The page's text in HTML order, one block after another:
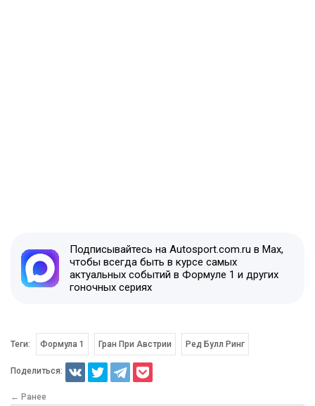
Подписывайтесь на Autosport.com.ru в Max,
чтобы всегда быть в курсе самых
актуальных событий в Формуле 1 и других
гоночных сериях
Теги: Формула 1 Гран При Австрии Ред Булл Ринг
Поделиться:
← Ранее